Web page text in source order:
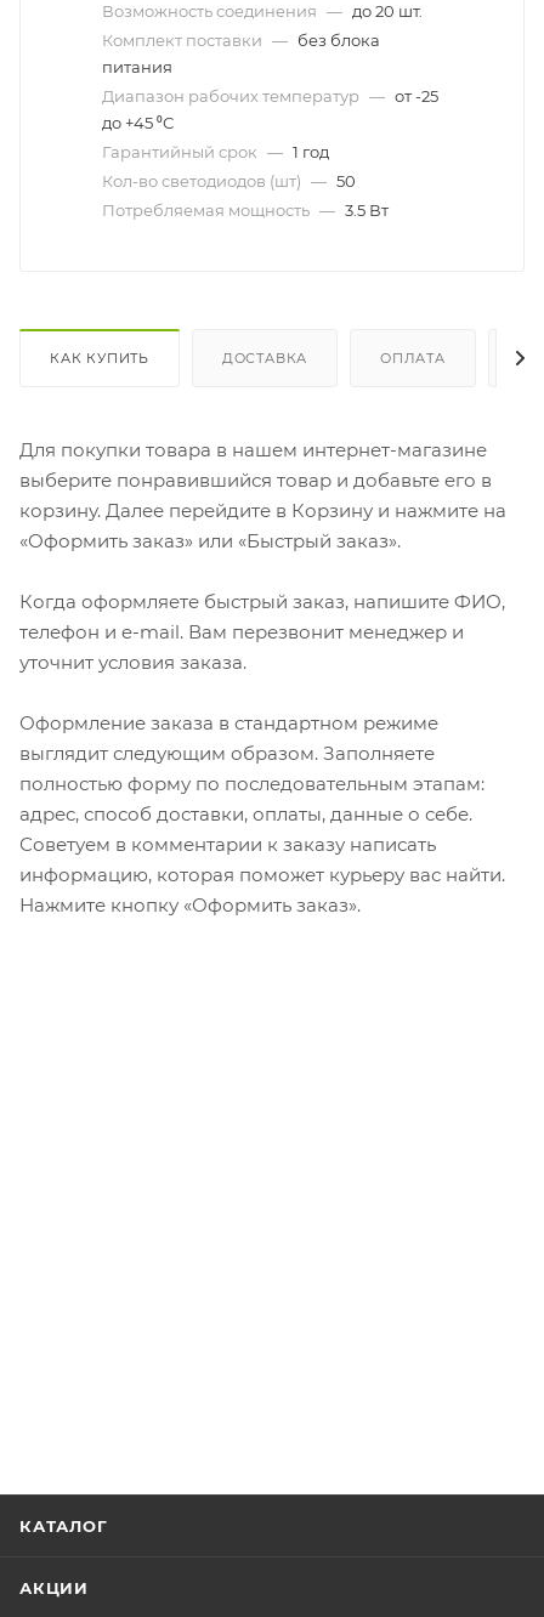
Возможность соединения — до 20 шт.
Комплект поставки — без блока
питания
Диапазон рабочих температур — от -25
до +45 ⁰С
Гарантийный срок — 1 год
Кол-во светодиодов (шт) — 50
Потребляемая мощность — 3.5 Вт
КАК КУПИТЬ ДОСТАВКА ОПЛАТА
Для покупки товара в нашем интернет-магазине
выберите понравившийся товар и добавьте его в
корзину. Далее перейдите в Корзину и нажмите на
«Оформить заказ» или «Быстрый заказ».
Когда оформляете быстрый заказ, напишите ФИО,
телефон и e-mail. Вам перезвонит менеджер и
уточнит условия заказа.
Оформление заказа в стандартном режиме
выглядит следующим образом. Заполняете
полностью форму по последовательным этапам:
адрес, способ доставки, оплаты, данные о себе.
Советуем в комментарии к заказу написать
информацию, которая поможет курьеру вас найти.
Нажмите кнопку «Оформить заказ».
КАТАЛОГ
АКЦИИ